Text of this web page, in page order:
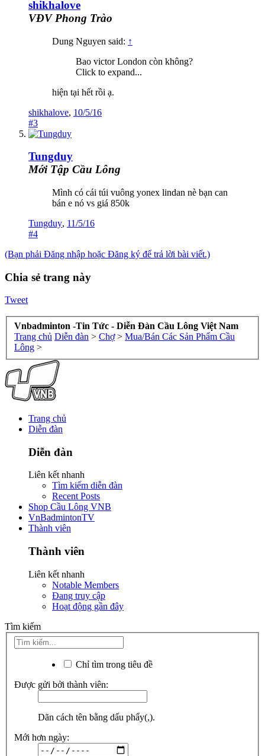
shikhalove
VĐV Phong Trào
Dung Nguyen said: ↑
Bao victor London còn không?
Click to expand...
hiện tại hết rồi ạ.
shikhalove, 10/5/16
#3
Tungduy
Mới Tập Cầu Lông
Mình có cái túi vuông yonex lindan nè bạn can
bán e nó vs giá 850k
Tungduy, 11/5/16
#4
(Bạn phải Đăng nhập hoặc Đăng ký để trả lời bài viết.)
Chia sẻ trang này
Tweet
Vnbadminton -Tin Tức - Diễn Đàn Cầu Lông Việt Nam
Trang chủ Diễn đàn > Chợ > Mua/Bán Các Sản Phẩm Cầu
Lông >
Trang chủ
Diễn đàn
Diễn đàn
Liên kết nhanh
Tìm kiếm diễn đàn
Recent Posts
Shop Cầu Lông VNB
VnBadmintonTV
Thành viên
Thành viên
Liên kết nhanh
Notable Members
Đang truy cập
Hoạt động gần đây
Tìm kiếm
Chỉ tìm trong tiêu đề
Được gửi bởi thành viên:
Dãn cách tên bằng dấu phẩy(,).
Mới hơn ngày: